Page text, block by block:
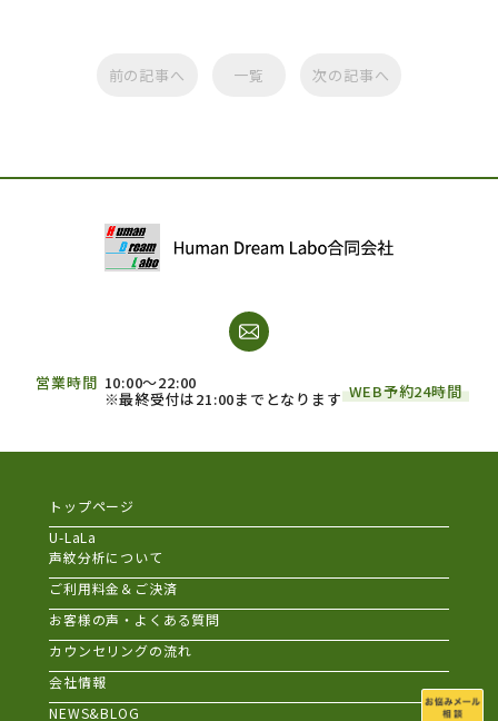
前の記事へ 一覧 次の記事へ
営業時間 10:00～22:00
※最終受付は21:00までとなります WEB予約24時間
トップページ
U-LaLa
声紋分析について
ご利用料金＆ご決済
お客様の声・よくある質問
カウンセリングの流れ
会社情報
NEWS&BLOG